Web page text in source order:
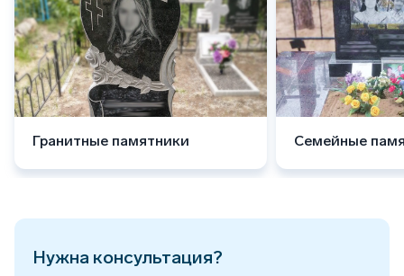
Гранитные памятники Семейные
Нужна консультация?